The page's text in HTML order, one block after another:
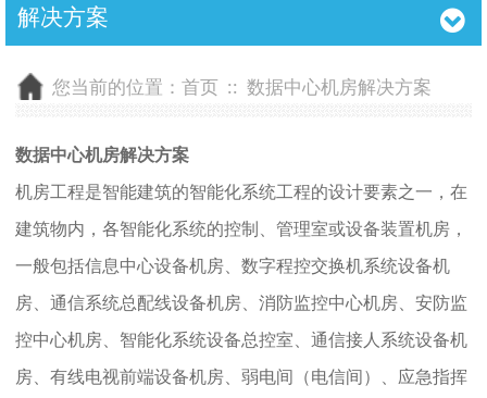
解决方案
您当前的位置： 首页 :: 数据中心机房解决方案
数据中心机房解决方案
机房工程是智能建筑的智能化系统工程的设计要素之一，在
建筑物内，各智能化系统的控制、管理室或设备装置机房，
一般包括信息中心设备机房、数字程控交换机系统设备机
房、通信系统总配线设备机房、消防监控中心机房、安防监
控中心机房、智能化系统设备总控室、通信接人系统设备机
房、有线电视前端设备机房、弱电间（电信间）、应急指挥